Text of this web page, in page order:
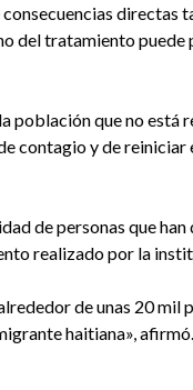
directas
del tratamiento
población que no
contagio y de
de personas que
realizado por la
de unas 20 mil
haitiana», afirmó.